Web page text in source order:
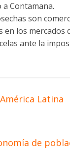
Contamana.
son
los mercados
ante la
Latina
de